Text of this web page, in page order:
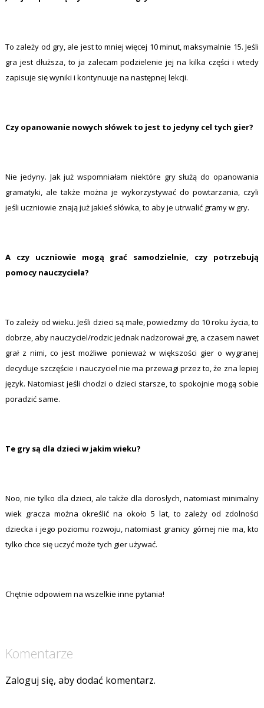
To zależy od gry, ale jest to mniej więcej 10 minut, maksymalnie 15. Jeśli
gra jest dłuższa, to ja zalecam podzielenie jej na kilka części i wtedy
zapisuje się wyniki i kontynuuje na następnej lekcji.
Czy opanowanie nowych słówek to jest to jedyny cel tych gier?
Nie jedyny. Jak już wspomniałam niektóre gry służą do opanowania
gramatyki, ale także można je wykorzystywać do powtarzania, czyli
jeśli uczniowie znają już jakieś słówka, to aby je utrwalić gramy w gry.
A czy uczniowie mogą grać samodzielnie, czy potrzebują
pomocy nauczyciela?
To zależy od wieku. Jeśli dzieci są małe, powiedzmy do 10 roku życia, to
dobrze, aby nauczyciel/rodzic jednak nadzorował grę, a czasem nawet
grał z nimi, co jest możliwe ponieważ w większości gier o wygranej
decyduje szczęście i nauczyciel nie ma przewagi przez to, że zna lepiej
język. Natomiast jeśli chodzi o dzieci starsze, to spokojnie mogą sobie
poradzić same.
Te gry są dla dzieci w jakim wieku?
Noo, nie tylko dla dzieci, ale także dla dorosłych, natomiast minimalny
wiek gracza można określić na około 5 lat, to zależy od zdolności
dziecka i jego poziomu rozwoju, natomiast granicy górnej nie ma, kto
tylko chce się uczyć może tych gier używać.
Chętnie odpowiem na wszelkie inne pytania!
Komentarze
Zaloguj się, aby dodać komentarz.